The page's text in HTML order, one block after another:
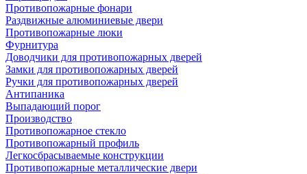
Противопожарные фонари
Раздвижные алюминиевые двери
Противопожарные люки
Фурнитура
Доводчики для противопожарных дверей
Замки для противопожарных дверей
Ручки для противопожарных дверей
Антипаника
Выпадающий порог
Производство
Противопожарное стекло
Противопожарный профиль
Легкосбрасываемые конструкции
Противопожарные металлические двери